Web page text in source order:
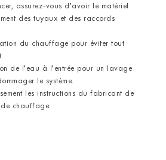
assurez-vous d’avoir le matériel
des tuyaux et des raccords
du chauffage pour éviter tout
de l’eau à l’entrée pour un lavage
le système.
les instructions du fabricant de
chauffage.